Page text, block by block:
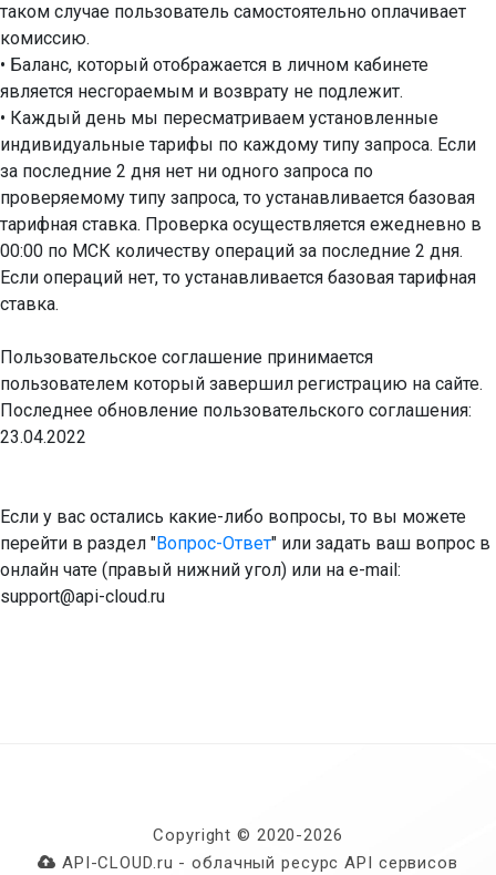
таком случае пользователь самостоятельно оплачивает
комиссию.
• Баланс, который отображается в личном кабинете
является несгораемым и возврату не подлежит.
• Каждый день мы пересматриваем установленные
индивидуальные тарифы по каждому типу запроса. Если
за последние 2 дня нет ни одного запроса по
проверяемому типу запроса, то устанавливается базовая
тарифная ставка. Проверка осуществляется ежедневно в
00:00 по МСК количеству операций за последние 2 дня.
Если операций нет, то устанавливается базовая тарифная
ставка.
Пользовательское соглашение принимается
пользователем который завершил регистрацию на сайте.
Последнее обновление пользовательского соглашения:
23.04.2022
Если у вас остались какие-либо вопросы, то вы можете
перейти в раздел "Вопрос-Ответ" или задать ваш вопрос в
онлайн чате (правый нижний угол) или на e-mail:
support@api-cloud.ru
Copyright © 2020-2026
API-CLOUD.ru - облачный ресурс API сервисов